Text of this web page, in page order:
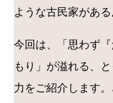
ような古民家がある
今回は、「思わず
もり」が溢れる、
力をご紹介します